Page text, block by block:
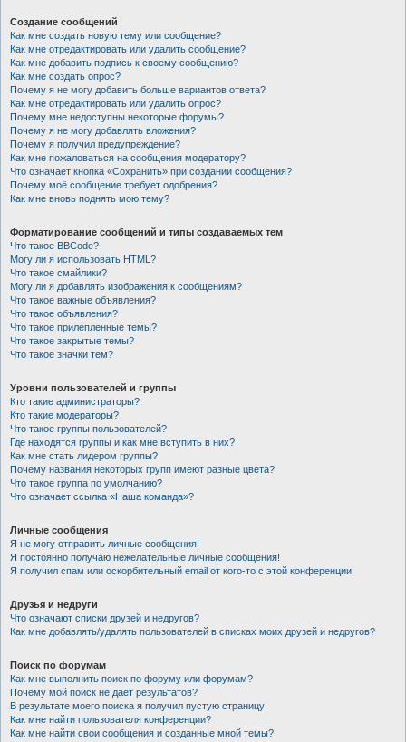
Создание сообщений
Как мне создать новую тему или сообщение?
Как мне отредактировать или удалить сообщение?
Как мне добавить подпись к своему сообщению?
Как мне создать опрос?
Почему я не могу добавить больше вариантов ответа?
Как мне отредактировать или удалить опрос?
Почему мне недоступны некоторые форумы?
Почему я не могу добавлять вложения?
Почему я получил предупреждение?
Как мне пожаловаться на сообщения модератору?
Что означает кнопка «Сохранить» при создании сообщения?
Почему моё сообщение требует одобрения?
Как мне вновь поднять мою тему?
Форматирование сообщений и типы создаваемых тем
Что такое BBCode?
Могу ли я использовать HTML?
Что такое смайлики?
Могу ли я добавлять изображения к сообщениям?
Что такое важные объявления?
Что такое объявления?
Что такое прилепленные темы?
Что такое закрытые темы?
Что такое значки тем?
Уровни пользователей и группы
Кто такие администраторы?
Кто такие модераторы?
Что такое группы пользователей?
Где находятся группы и как мне вступить в них?
Как мне стать лидером группы?
Почему названия некоторых групп имеют разные цвета?
Что такое группа по умолчанию?
Что означает ссылка «Наша команда»?
Личные сообщения
Я не могу отправить личные сообщения!
Я постоянно получаю нежелательные личные сообщения!
Я получил спам или оскорбительный email от кого-то с этой конференции!
Друзья и недруги
Что означают списки друзей и недругов?
Как мне добавлять/удалять пользователей в списках моих друзей и недругов?
Поиск по форумам
Как мне выполнить поиск по форуму или форумам?
Почему мой поиск не даёт результатов?
В результате моего поиска я получил пустую страницу!
Как мне найти пользователя конференции?
Как мне найти свои сообщения и созданные мной темы?